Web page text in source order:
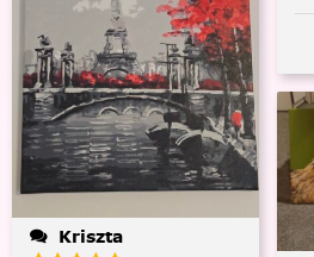
Kriszta